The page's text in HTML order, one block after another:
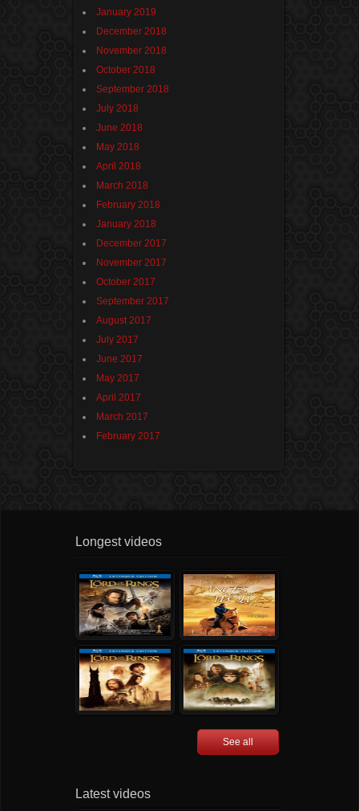
January 2019
December 2018
November 2018
October 2018
September 2018
July 2018
June 2018
May 2018
April 2018
March 2018
February 2018
January 2018
December 2017
November 2017
October 2017
September 2017
August 2017
July 2017
June 2017
May 2017
April 2017
March 2017
February 2017
Longest videos
See all
Latest videos